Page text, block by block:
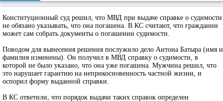
Конституционный суд решил, что МВД при выдаче справке о судимости
не обязано указывать, что она погашена. В КС считают, что гражданин
может сам собрать документы о погашении судимости.
Поводом для вынесения решения послужило дело Антона Батыра (имя и
фамилия изменены). Он получил в МВД справку о судимости, в
которой не было указано, что она уже погашена. Мужчина решил, что
это нарушает гарантию на неприкосновенность частной жизни, и
оспорил форму выданной справки.
В КС ответили, что порядок выдачи таких справок определен